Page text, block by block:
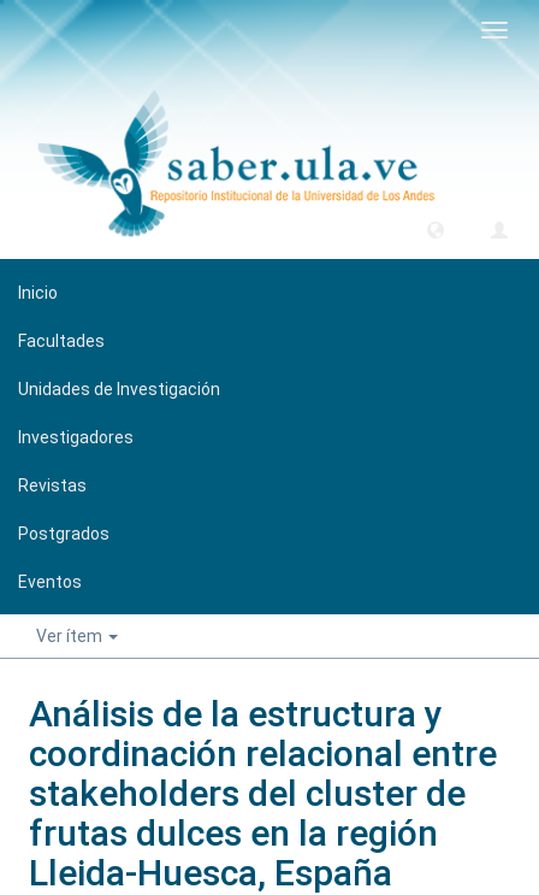
Inicio
Facultades
Unidades de Investigación
Investigadores
Revistas
Postgrados
Eventos
Ver ítem
Análisis de la estructura y
coordinación relacional entre
stakeholders del cluster de
frutas dulces en la región
Lleida-Huesca, España